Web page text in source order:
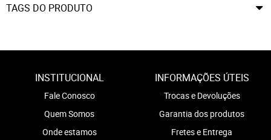
TAGS DO PRODUTO
INSTITUCIONAL
Fale Conosco
Quem Somos
Onde estamos
INFORMAÇÕES ÚTEIS
Trocas e Devoluções
Garantia dos produtos
Fretes e Entrega